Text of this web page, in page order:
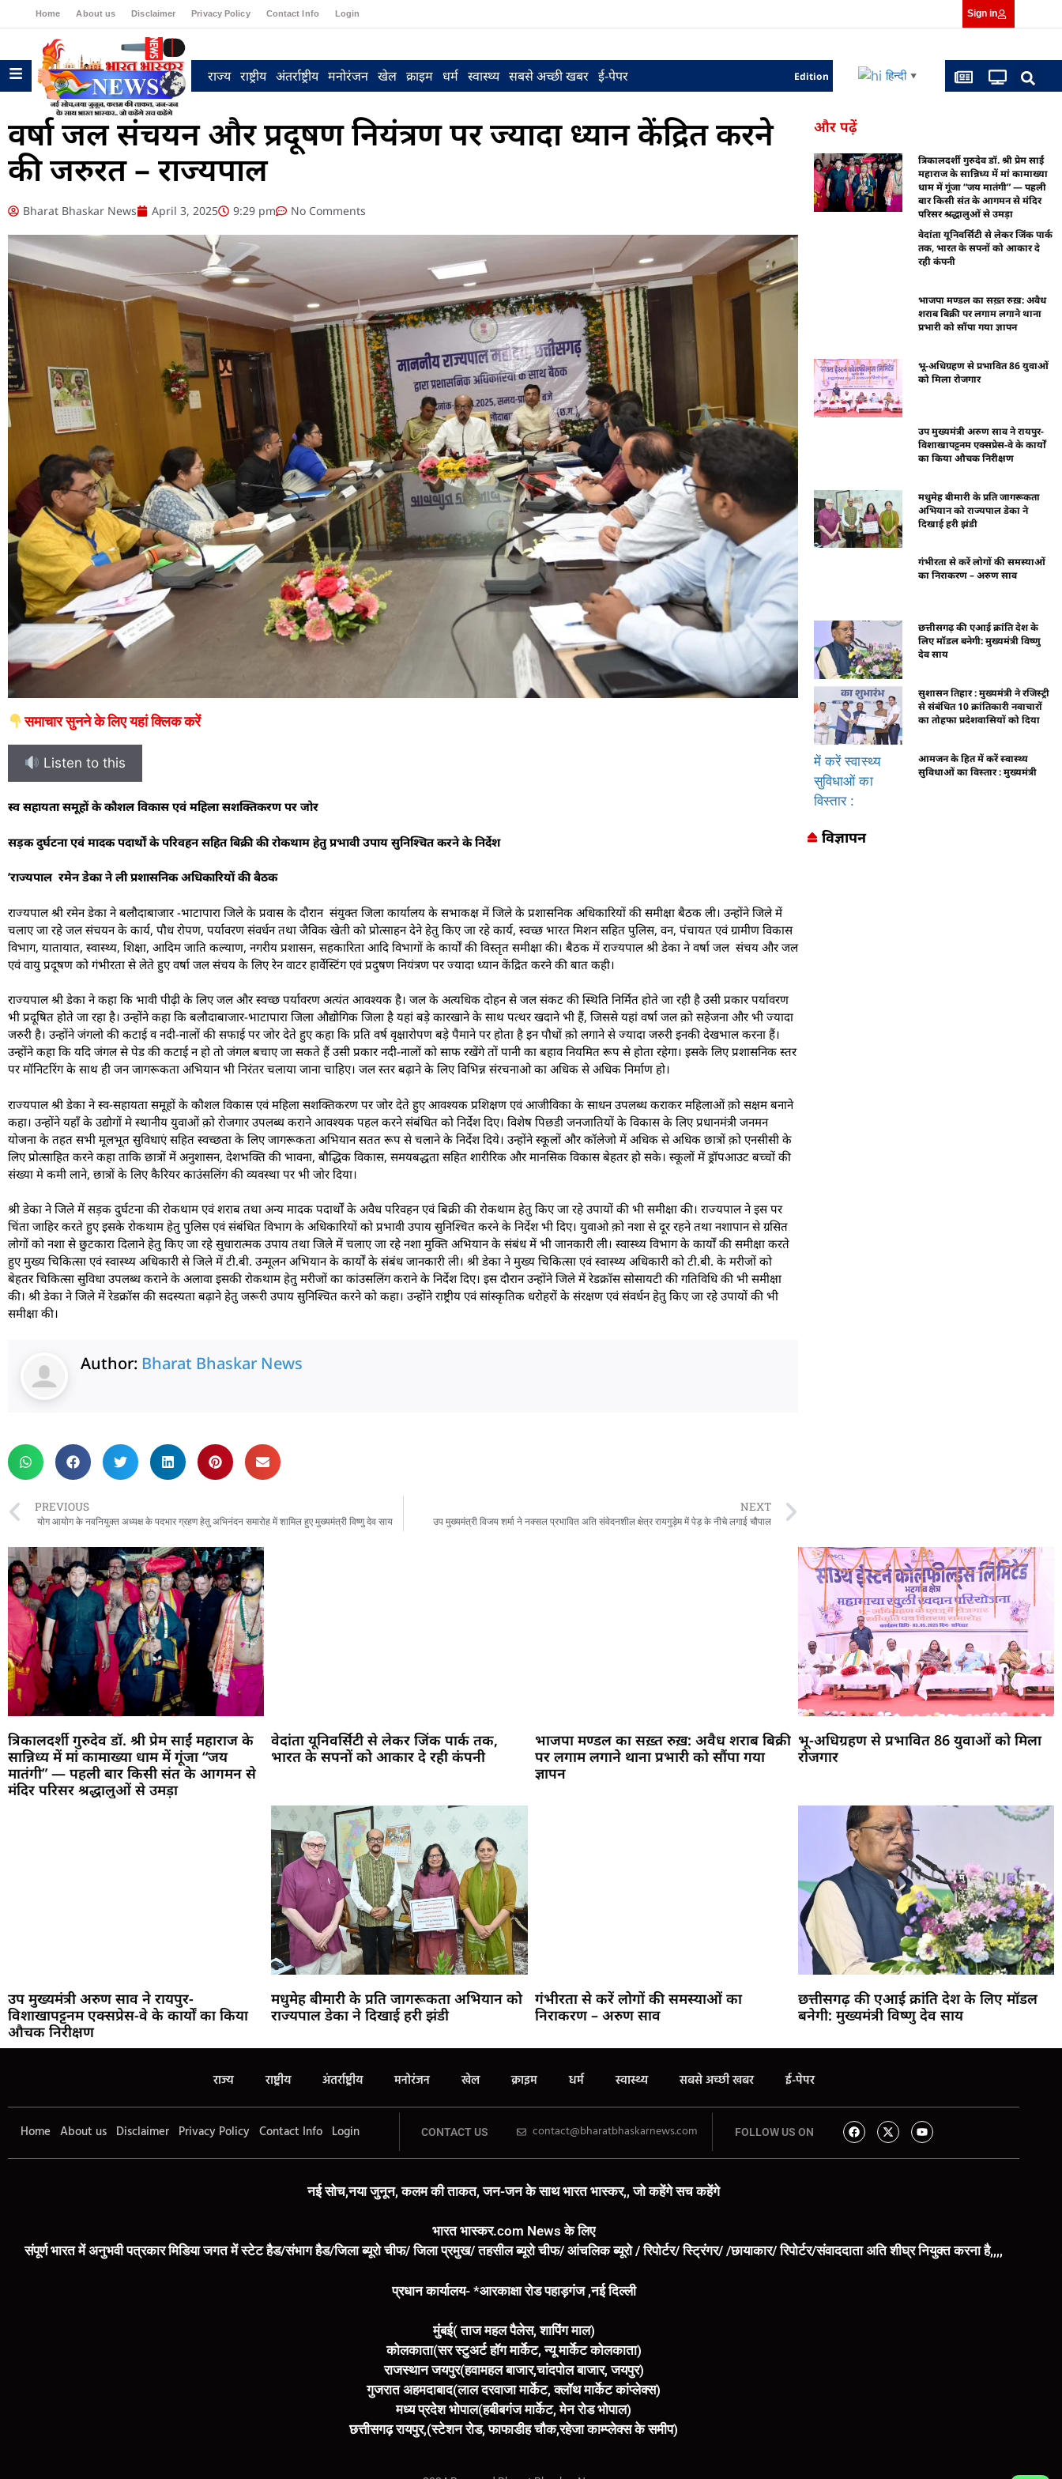
Home About us Disclaimer Privacy Policy Contact Info Login Sign in
राज्य राष्ट्रीय अंतर्राष्ट्रीय मनोरंजन खेल क्राइम धर्म स्वास्थ्य सबसे अच्छी खबर ई-पेपर Edition हिन्दी ▼
वर्षा जल संचयन और प्रदूषण नियंत्रण पर ज्यादा ध्यान केंद्रित करने
की जरुरत – राज्यपाल
Bharat Bhaskar News April 3, 2025 9:29 pm No Comments
समाचार सुनने के लिए यहां क्लिक करें
Listen to this
स्व सहायता समूहों के कौशल विकास एवं महिला सशक्तिकरण पर जोर
सड़क दुर्घटना एवं मादक पदार्थों के परिवहन सहित बिक्री की रोकथाम हेतु प्रभावी उपाय सुनिश्चित करने के निर्देश
’राज्यपाल रमेन डेका ने ली प्रशासनिक अधिकारियों की बैठक
राज्यपाल श्री रमेन डेका ने बलौदाबाजार -भाटापारा जिले के प्रवास के दौरान संयुक्त जिला कार्यालय के सभाकक्ष में जिले के प्रशासनिक अधिकारियों की समीक्षा बैठक ली। उन्होंने जिले में
चलाए जा रहे जल संचयन के कार्य, पौध रोपण, पर्यावरण संवर्धन तथा जैविक खेती को प्रोत्साहन देने हेतु किए जा रहे कार्य, स्वच्छ भारत मिशन सहित पुलिस, वन, पंचायत एवं ग्रामीण विकास
विभाग, यातायात, स्वास्थ्य, शिक्षा, आदिम जाति कल्याण, नगरीय प्रशासन, सहकारिता आदि विभागों के कार्यों की विस्तृत समीक्षा की। बैठक में राज्यपाल श्री डेका ने वर्षा जल संचय और जल
एवं वायु प्रदूषण को गंभीरता से लेते हुए वर्षा जल संचय के लिए रेन वाटर हार्वेस्टिंग एवं प्रदुषण नियंत्रण पर ज्यादा ध्यान केंद्रित करने की बात कही।
राज्यपाल श्री डेका ने कहा कि भावी पीढ़ी के लिए जल और स्वच्छ पर्यावरण अत्यंत आवश्यक है। जल के अत्यधिक दोहन से जल संकट की स्थिति निर्मित होते जा रही है उसी प्रकार पर्यावरण
भी प्रदूषित होते जा रहा है। उन्होंने कहा कि बलौदाबाजार-भाटापारा जिला औद्योगिक जिला है यहां बड़े कारखाने के साथ पत्थर खदाने भी हैं, जिससे यहां वर्षा जल क़ो सहेजना और भी ज्यादा
जरुरी है। उन्होंने जंगलो की कटाई व नदी-नालों की सफाई पर जोर देते हुए कहा कि प्रति वर्ष वृक्षारोपण बड़े पैमाने पर होता है इन पौधों क़ो लगाने से ज्यादा जरुरी इनकी देखभाल करना हैं।
उन्होंने कहा कि यदि जंगल से पेड की कटाई न हो तो जंगल बचाए जा सकते हैं उसी प्रकार नदी-नालों को साफ रखेंगे तों पानी का बहाव नियमित रूप से होता रहेगा। इसके लिए प्रशासनिक स्तर
पर मॉनिटरिंग के साथ ही जन जागरूकता अभियान भी निरंतर चलाया जाना चाहिए। जल स्तर बढ़ाने के लिए विभिन्न संरचनाओ का अधिक से अधिक निर्माण हो।
राज्यपाल श्री डेका ने स्व-सहायता समूहों के कौशल विकास एवं महिला सशक्तिकरण पर जोर देते हुए आवश्यक प्रशिक्षण एवं आजीविका के साधन उपलब्ध कराकर महिलाओं क़ो सक्षम बनाने
कहा। उन्होंने यहाँ के उद्योगों मे स्थानीय युवाओं क़ो रोजगार उपलब्ध कराने आवश्यक पहल करने संबंधित को निर्देश दिए। विशेष पिछडी जनजातियों के विकास के लिए प्रधानमंत्री जनमन
योजना के तहत सभी मूलभूत सुविधाएं सहित स्वच्छता के लिए जागरूकता अभियान सतत रूप से चलाने के निर्देश दिये। उन्होंने स्कूलों और कॉलेजो में अधिक से अधिक छात्रों क़ो एनसीसी के
लिए प्रोत्साहित करने कहा ताकि छात्रों में अनुशासन, देशभक्ति की भावना, बौद्धिक विकास, समयबद्धता सहित शारीरिक और मानसिक विकास बेहतर हो सके। स्कूलों में ड्रॉपआउट बच्चों की
संख्या मे कमी लाने, छात्रों के लिए कैरियर काउंसलिंग की व्यवस्था पर भी जोर दिया।
श्री डेका ने जिले में सड़क दुर्घटना की रोकथाम एवं शराब तथा अन्य मादक पदार्थों के अवैध परिवहन एवं बिक्री की रोकथाम हेतु किए जा रहे उपायों की भी समीक्षा की। राज्यपाल ने इस पर
चिंता जाहिर करते हुए इसके रोकथाम हेतु पुलिस एवं संबंधित विभाग के अधिकारियों को प्रभावी उपाय सुनिश्चित करने के निर्देश भी दिए। युवाओ क़ो नशा से दूर रहने तथा नशापान से ग्रसित
लोगों को नशा से छुटकारा दिलाने हेतु किए जा रहे सुधारात्मक उपाय तथा जिले में चलाए जा रहे नशा मुक्ति अभियान के संबंध में भी जानकारी ली। स्वास्थ्य विभाग के कार्यों की समीक्षा करते
हुए मुख्य चिकित्सा एवं स्वास्थ्य अधिकारी से जिले में टी.बी. उन्मूलन अभियान के कार्यों के संबंध जानकारी ली। श्री डेका ने मुख्य चिकित्सा एवं स्वास्थ्य अधिकारी को टी.बी. के मरीजों को
बेहतर चिकित्सा सुविधा उपलब्ध कराने के अलावा इसकी रोकथाम हेतु मरीजों का कांउसलिंग कराने के निर्देश दिए। इस दौरान उन्होंने जिले में रेडक्रॉस सोसायटी की गतिविधि की भी समीक्षा
की। श्री डेका ने जिले में रेडक्रॉस की सदस्यता बढ़ाने हेतु जरूरी उपाय सुनिश्चित करने को कहा। उन्होंने राष्ट्रीय एवं सांस्कृतिक धरोहरों के संरक्षण एवं संवर्धन हेतु किए जा रहे उपायों की भी
समीक्षा की।
Author: Bharat Bhaskar News
PREVIOUS
योग आयोग के नवनियुक्त अध्यक्ष के पदभार ग्रहण हेतु अभिनंदन समारोह में शामिल हुए मुख्यमंत्री विष्णु देव साय
NEXT
उप मुख्यमंत्री विजय शर्मा ने नक्सल प्रभावित अति संवेदनशील क्षेत्र रायगुड़ेम में पेड़ के नीचे लगाई चौपाल
और पढ़ें
त्रिकालदर्शी गुरुदेव डॉ. श्री प्रेम साईं
महाराज के सान्निध्य में मां कामाख्या
धाम में गूंजा “जय मातंगी” — पहली
बार किसी संत के आगमन से मंदिर
परिसर श्रद्धालुओं से उमड़ा
वेदांता यूनिवर्सिटी से लेकर जिंक पार्क
तक, भारत के सपनों को आकार दे
रही कंपनी
भाजपा मण्डल का सख़्त रुख़: अवैध
शराब बिक्री पर लगाम लगाने थाना
प्रभारी को सौंपा गया ज्ञापन
भू-अधिग्रहण से प्रभावित 86 युवाओं
को मिला रोजगार
उप मुख्यमंत्री अरुण साव ने रायपुर-
विशाखापट्टनम एक्सप्रेस-वे के कार्यों
का किया औचक निरीक्षण
मधुमेह बीमारी के प्रति जागरूकता
अभियान को राज्यपाल डेका ने
दिखाई हरी झंडी
गंभीरता से करें लोगों की समस्याओं
का निराकरण – अरुण साव
छत्तीसगढ़ की एआई क्रांति देश के
लिए मॉडल बनेगी: मुख्यमंत्री विष्णु
देव साय
सुशासन तिहार : मुख्यमंत्री ने रजिस्ट्री
से संबंधित 10 क्रांतिकारी नवाचारों
का तोहफा प्रदेशवासियों को दिया
आमजन के हित में करें स्वास्थ्य
सुविधाओं का विस्तार : मुख्यमंत्री
विज्ञापन
त्रिकालदर्शी गुरुदेव डॉ. श्री प्रेम साईं महाराज के
सान्निध्य में मां कामाख्या धाम में गूंजा “जय
मातंगी” — पहली बार किसी संत के आगमन से
मंदिर परिसर श्रद्धालुओं से उमड़ा
वेदांता यूनिवर्सिटी से लेकर जिंक पार्क तक,
भारत के सपनों को आकार दे रही कंपनी
भाजपा मण्डल का सख़्त रुख़: अवैध शराब बिक्री
पर लगाम लगाने थाना प्रभारी को सौंपा गया
ज्ञापन
भू-अधिग्रहण से प्रभावित 86 युवाओं को मिला
रोजगार
उप मुख्यमंत्री अरुण साव ने रायपुर-
विशाखापट्टनम एक्सप्रेस-वे के कार्यों का किया
औचक निरीक्षण
मधुमेह बीमारी के प्रति जागरूकता अभियान को
राज्यपाल डेका ने दिखाई हरी झंडी
गंभीरता से करें लोगों की समस्याओं का
निराकरण – अरुण साव
छत्तीसगढ़ की एआई क्रांति देश के लिए मॉडल
बनेगी: मुख्यमंत्री विष्णु देव साय
राज्य राष्ट्रीय अंतर्राष्ट्रीय मनोरंजन खेल क्राइम धर्म स्वास्थ्य सबसे अच्छी खबर ई-पेपर
Home About us Disclaimer Privacy Policy Contact Info Login CONTACT US contact@bharatbhaskarnews.com FOLLOW US ON
नई सोच,नया जुनून, कलम की ताकत, जन-जन के साथ भारत भास्कर,, जो कहेंगे सच कहेंगे
भारत भास्कर.com News के लिए
संपूर्ण भारत में अनुभवी पत्रकार मिडिया जगत में स्टेट हैड/संभाग हैड/जिला ब्यूरो चीफ/ जिला प्रमुख/ तहसील ब्यूरो चीफ/ आंचलिक ब्यूरो / रिपोर्टर/ स्ट्रिंगर/ /छायाकार/ रिपोर्टर/संवाददाता अति शीघ्र नियुक्त करना है,,,,
प्रधान कार्यालय- *आरकाक्षा रोड पहाड़गंज ,नई दिल्ली
मुंबई( ताज महल पैलेस, शापिंग माल)
कोलकाता(सर स्टुअर्ट हॉग मार्केट, न्यू मार्केट कोलकाता)
राजस्थान जयपुर(हवामहल बाजार,चांदपोल बाजार, जयपुर)
गुजरात अहमदाबाद(लाल दरवाजा मार्केट, क्लॉथ मार्केट कांप्लेक्स)
मध्य प्रदेश भोपाल(हबीबगंज मार्केट, मेन रोड भोपाल)
छत्तीसगढ़ रायपुर,(स्टेशन रोड, फाफाडीह चौक,रहेजा काम्प्लेक्स के समीप)